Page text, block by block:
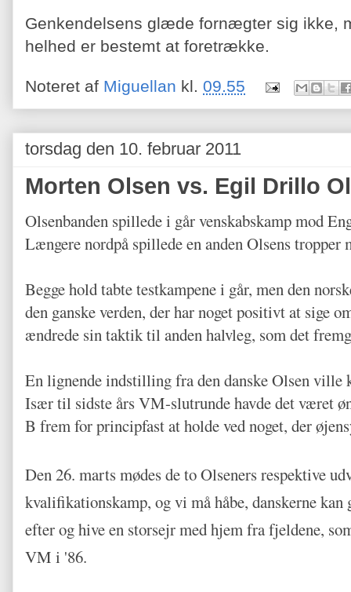
Genkendelsens glæde fornægter sig ikke,
helhed er bestemt at foretrække.
Noteret af Miguellan kl. 09.55
torsdag den 10. februar 2011
Morten Olsen vs. Egil Drillo
Olsenbanden spillede i går venskabskamp mod
Længere nordpå spillede en anden Olsens tropper
Begge hold tabte testkampene i går, men den
den ganske verden, der har noget positivt at sige
ændrede sin taktik til anden halvleg, som det
En lignende indstilling fra den danske Olsen ville
Især til sidste års VM-slutrunde havde det været
B frem for principfast at holde ved noget, der
Den 26. marts mødes de to Olseners respektive
kvalifikationskamp, og vi må håbe, danskerne kan
efter og hive en storsejr med hjem fra fjeldene,
VM i '86.